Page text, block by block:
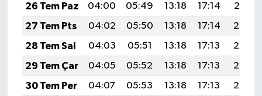
26 Tem Paz
04:00 05:49 13:18 17:14
20:37
27 Tem Pts
04:02 05:50 13:18 17:14
20:36
28 Tem Sal
04:03 05:51 13:18 17:13
20:35
29 Tem Çar
04:05 05:52 13:18 17:13
20:34
30 Tem Per
04:07 05:53 13:18 17:13
20:33